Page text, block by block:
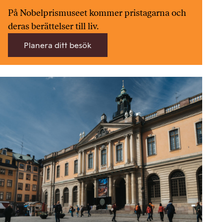
På Nobelprismuseet kommer pristagarna och
deras berättelser till liv.
Planera ditt besök